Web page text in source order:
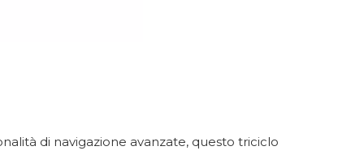
di navigazione avanzate, questo triciclo